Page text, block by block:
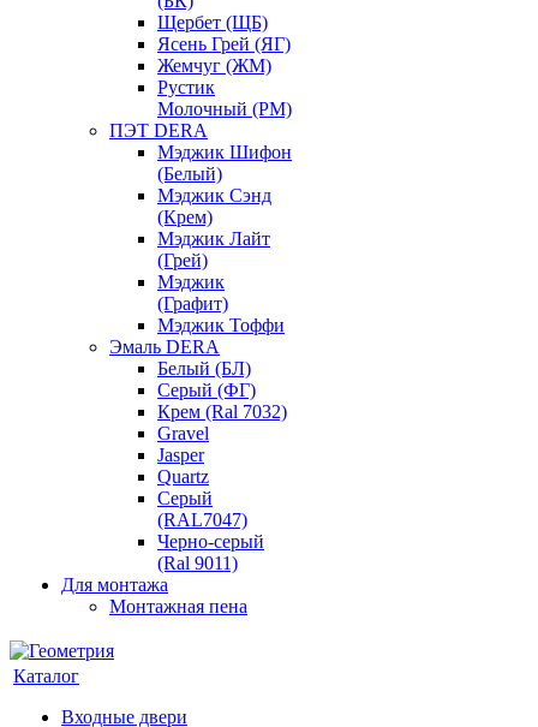
Щербет (ЩБ)
Ясень Грей (ЯГ)
Жемчуг (ЖМ)
Рустик
Молочный (РМ)
ПЭТ DERA
Мэджик Шифон
(Белый)
Мэджик Сэнд
(Крем)
Мэджик Лайт
(Грей)
Мэджик
(Графит)
Мэджик Тоффи
Эмаль DERA
Белый (БЛ)
Серый (ФГ)
Крем (Ral 7032)
Gravel
Jasper
Quartz
Серый
(RAL7047)
Черно-серый
(Ral 9011)
Для монтажа
Монтажная пена
Каталог
Входные двери